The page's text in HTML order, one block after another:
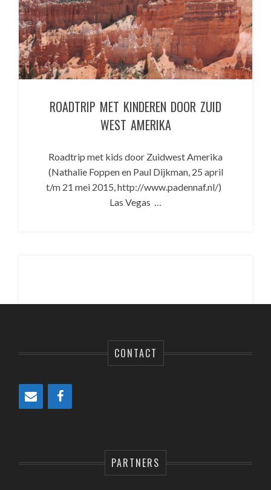
ROADTRIP MET KINDEREN DOOR ZUID
WEST AMERIKA
Roadtrip met kids door Zuidwest Amerika
(Nathalie Foppen en Paul Dijkman, 25 april
t/m 21 mei 2015, http://www.padennaf.nl/)
Las Vegas …
CONTACT
PARTNERS